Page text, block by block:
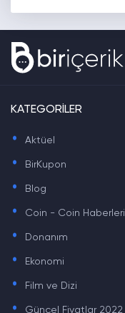
KATEGORİLER
. Aktüel
. BirKupon
. Blog
. Coin - Coin Haberleri
. Donanım
. Ekonomi
. Film ve Dizi
. Güncel Fiyatlar 2022